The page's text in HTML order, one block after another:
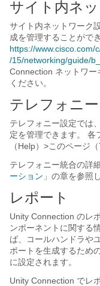
サイト内ネ
サイト内ネットワーク
成を管理することがで
https://www.cisco.com/
/15/networking/guide/
Connection ネットワー
ください。
テレフォニー
テレフォニー設定では
定を管理できます。 各
（Help）>このページ
テレフォニー統合の詳
ーション 」の章を参照
レポート
Unity Connection のレ
ンポーネントに関する
ば、コールハンドラや
ポートを生成するため
に設定されます。
Unity Connection でレ